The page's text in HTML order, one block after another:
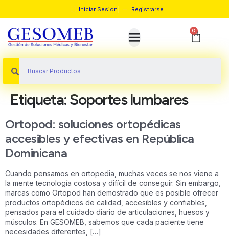
Iniciar Sesion Registrarse
0
Etiqueta:Soportes lumbares
Ortopod: soluciones ortopédicas
accesibles y efectivas en República
Dominicana
Cuando pensamos en ortopedia, muchas veces se nos viene a
la mente tecnología costosa y difícil de conseguir. Sin embargo,
marcas como Ortopod han demostrado que es posible ofrecer
productos ortopédicos de calidad, accesibles y confiables,
pensados para el cuidado diario de articulaciones, huesos y
músculos. En GESOMEB, sabemos que cada paciente tiene
necesidades diferentes, […]